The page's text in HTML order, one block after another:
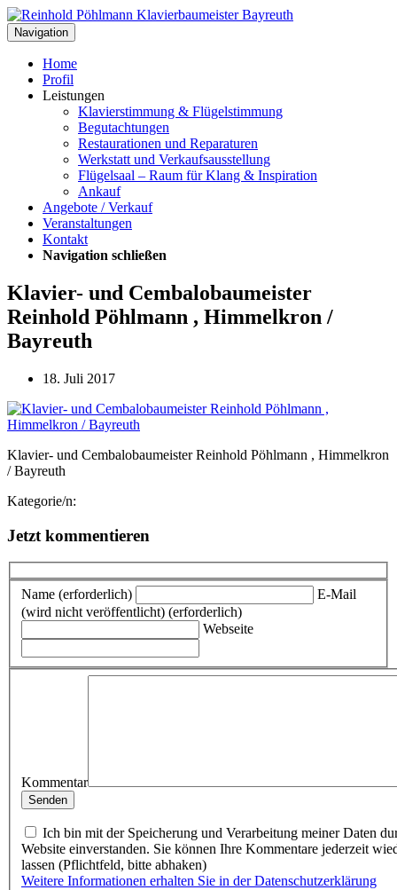
Navigation
Home
Profil
Leistungen
Klavierstimmung & Flügelstimmung
Begutachtungen
Restaurationen und Reparaturen
Werkstatt und Verkaufsausstellung
Flügelsaal – Raum für Klang & Inspiration
Ankauf
Angebote / Verkauf
Veranstaltungen
Kontakt
Navigation schließen
Klavier- und Cembalobaumeister
Reinhold Pöhlmann , Himmelkron /
Bayreuth
18. Juli 2017
Klavier- und Cembalobaumeister Reinhold Pöhlmann , Himmelkron
/ Bayreuth
Kategorie/n:
Jetzt kommentieren
Name (erforderlich)
E-Mail
(wird nicht veröffentlicht) (erforderlich)
Webseite
Kommentar
Ich bin mit der Speicherung und Verarbeitung meiner Daten
Website einverstanden. Sie können Ihre Kommentare jederzeit
lassen (Pflichtfeld, bitte abhaken)
Weitere Informationen erhalten Sie in der Datenschutzerklärung